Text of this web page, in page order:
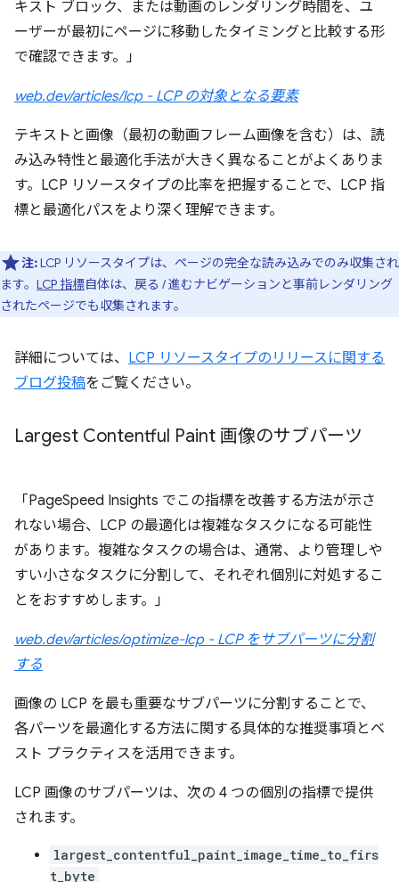
キスト ブロック、または動画のレンダリング時間を、ユ
ーザーが最初にページに移動したタイミングと比較する形
で確認できます。」
web.dev/articles/lcp - LCP の対象となる要素
テキストと画像（最初の動画フレーム画像を含む）は、読
み込み特性と最適化手法が大きく異なることがよくありま
す。LCP リソースタイプの比率を把握することで、LCP 指
標と最適化パスをより深く理解できます。
注:LCP リソースタイプは、ページの完全な読み込みでのみ収集され
ます。 LCP 指標自体は、戻る / 進むナビゲーションと事前レンダリング
されたページでも収集されます。
詳細については、 LCP リソースタイプのリリースに関する
ブログ投稿をご覧ください。
Largest Contentful Paint 画像のサブパーツ
「PageSpeed Insights でこの指標を改善する方法が示さ
れない場合、LCP の最適化は複雑なタスクになる可能性
があります。複雑なタスクの場合は、通常、より管理しや
すい小さなタスクに分割して、それぞれ個別に対処するこ
とをおすすめします。」
web.dev/articles/optimize-lcp - LCP をサブパーツに分割
する
画像の LCP を最も重要なサブパーツに分割することで、
各パーツを最適化する方法に関する具体的な推奨事項とベ
スト プラクティスを活用できます。
LCP 画像のサブパーツは、次の 4 つの個別の指標で提供
されます。
largest_contentful_paint_image_time_to_firs
t_byte